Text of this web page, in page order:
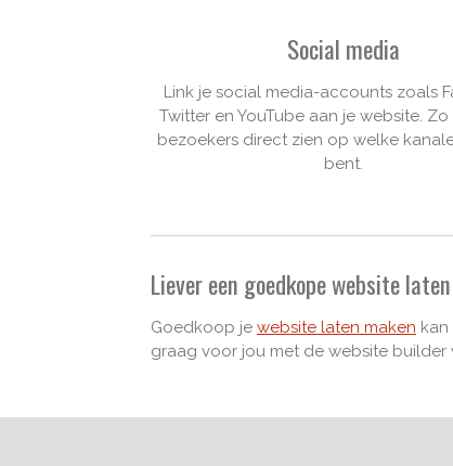
Social media
Link je social media-accounts zoals
Twitter en YouTube aan je website.
bezoekers direct zien op welke
bent.
Liever een goedkope website
Goedkoop je website laten maken kan
graag voor jou met de website builder